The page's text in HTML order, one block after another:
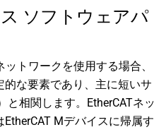
ソフトウェアパ
トワークを使用する場合、
な要素であり、主に短いサ
と相関します。EtherCATネッ
Mデバイスに帰属す